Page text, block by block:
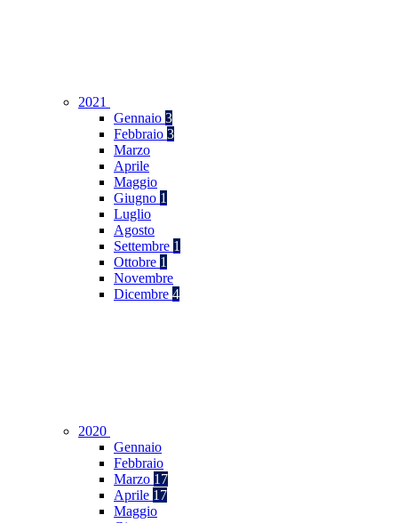
2021
Gennaio 3
Febbraio 3
Marzo
Aprile
Maggio
Giugno 1
Luglio
Agosto
Settembre 1
Ottobre 1
Novembre
Dicembre 4
2020
Gennaio
Febbraio
Marzo 17
Aprile 17
Maggio